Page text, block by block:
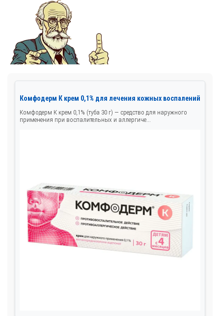
Комфодерм К крем 0,1% для лечения кожных воспалений
Комфодерм К крем 0,1% (туба 30 г) — средство для наружного
применения при воспалительных и аллергиче...